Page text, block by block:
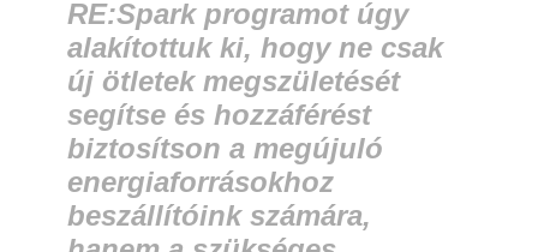
RE:Spark programot úgy
alakítottuk ki, hogy ne csak
új ötletek megszületését
segítse és hozzáférést
biztosítson a megújuló
energiaforrásokhoz
beszállítóink számára,